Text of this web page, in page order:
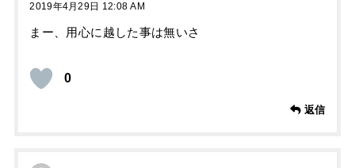
2019年4月29日 12:08 AM
まー、用心に越した事は無いさ
0
返信